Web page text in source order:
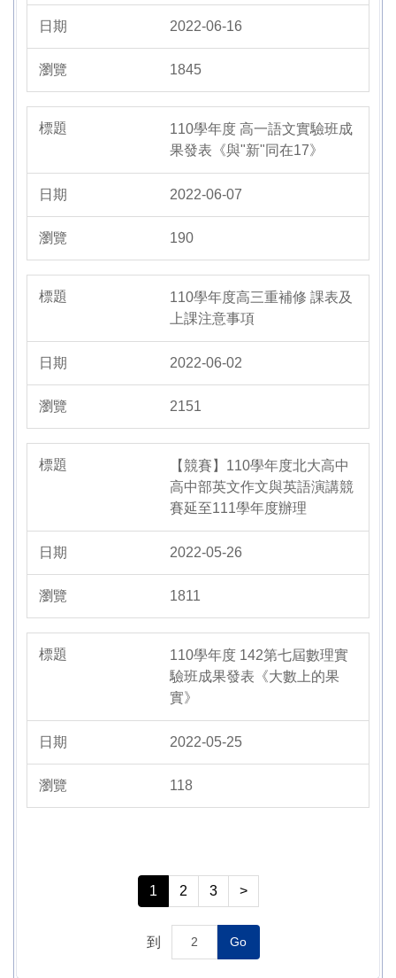
2022-06-16
1845
110學年度 高一語文實驗班成
果發表《與"新"同在17》
2022-06-07
190
110學年度高三重補修 課表及
上課注意事項
2022-06-02
2151
【競賽】110學年度北大高中
高中部英文作文與英語演講競
賽延至111學年度辦理
2022-05-26
1811
110學年度 142第七屆數理實
驗班成果發表《大數上的果
實》
2022-05-25
118
1 2 3 >
到 Go